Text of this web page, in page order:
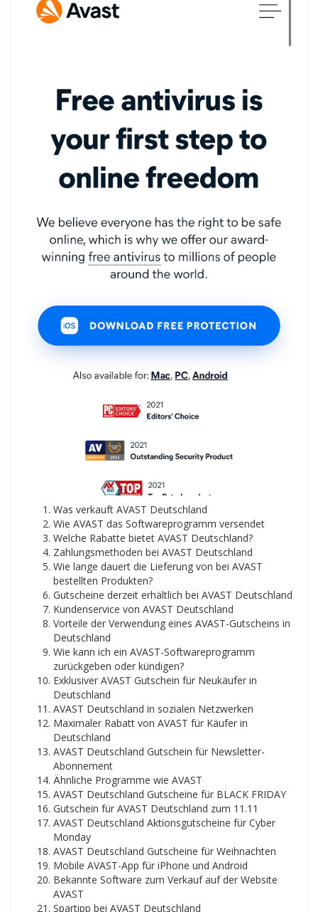
Was verkauft AVAST Deutschland
Wie AVAST das Softwareprogramm versendet
Welche Rabatte bietet AVAST Deutschland?
Zahlungsmethoden bei AVAST Deutschland
Wie lange dauert die Lieferung von bei AVAST
bestellten Produkten?
Gutscheine derzeit erhältlich bei AVAST Deutschland
Kundenservice von AVAST Deutschland
Vorteile der Verwendung eines AVAST-Gutscheins in
Deutschland
Wie kann ich ein AVAST-Softwareprogramm
zurückgeben oder kündigen?
Exklusiver AVAST Gutschein für Neukäufer in
Deutschland
AVAST Deutschland in sozialen Netzwerken
Maximaler Rabatt von AVAST für Käufer in
Deutschland
AVAST Deutschland Gutschein für Newsletter-
Abonnement
Ähnliche Programme wie AVAST
AVAST Deutschland Gutscheine für BLACK FRIDAY
Gutschein für AVAST Deutschland zum 11.11
AVAST Deutschland Aktionsgutscheine für Cyber ​​​​
Monday
AVAST Deutschland Gutscheine für Weihnachten
Mobile AVAST-App für iPhone und Android
Bekannte Software zum Verkauf auf der Website
AVAST
Spartipp bei AVAST Deutschland